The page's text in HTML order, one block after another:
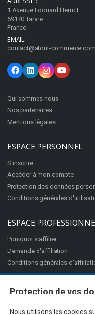
Protection de vos
Nous utilisons les cookies
1 Avenue Edouard Herriot
69170 Tarare
France
EMAIL:
contact@atout-commerce.com
Qui sommes nous
Nos partenaires
Mentions légales
ESPACE PERSONNEL
S'inscrire
Accéder à mon compte
Protection des données
Conditions générales
ESPACE
Pourquoi s'affilier
Demande d'affiliation
Conditions générales